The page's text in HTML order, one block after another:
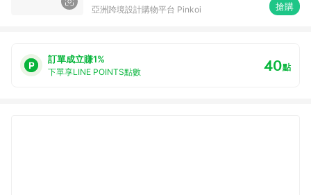
亞洲跨境設計購物平台 Pinkoi 搶購
訂單成立賺1%
下單享LINE POINTS點數 40點